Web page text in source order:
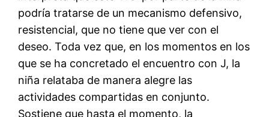
podría tratarse de un mecanismo defensivo,
resistencial, que no tiene que ver con el
deseo. Toda vez que, en los momentos en los
que se ha concretado el encuentro con J, la
niña relataba de manera alegre las
actividades compartidas en conjunto.
Sostiene que hasta el momento, la